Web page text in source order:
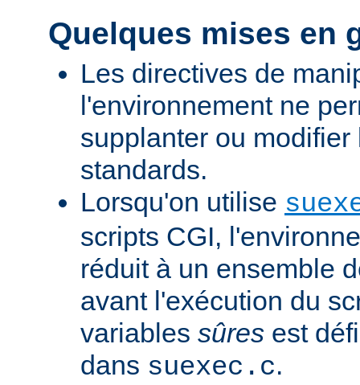
Quelques mises en
Les directives de
l'environnement ne
supplanter ou
standards.
Lorsqu'on utilise
scripts CGI,
réduit à un ensemble
avant l'exécution du
variables sûres est
dans suexec.c.